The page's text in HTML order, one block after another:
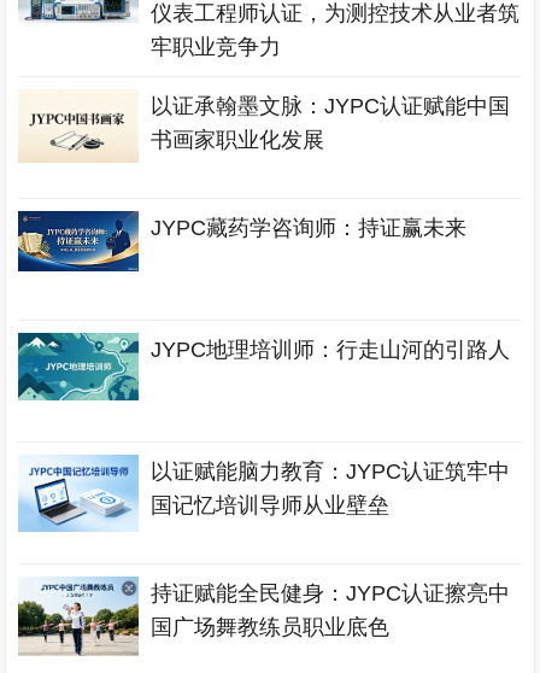
仪表工程师认证，为测控技术从业者筑
牢职业竞争力
以证承翰墨文脉：JYPC认证赋能中国
书画家职业化发展
JYPC藏药学咨询师：持证赢未来
JYPC地理培训师：行走山河的引路人
以证赋能脑力教育：JYPC认证筑牢中
国记忆培训导师从业壁垒
持证赋能全民健身：JYPC认证擦亮中
国广场舞教练员职业底色